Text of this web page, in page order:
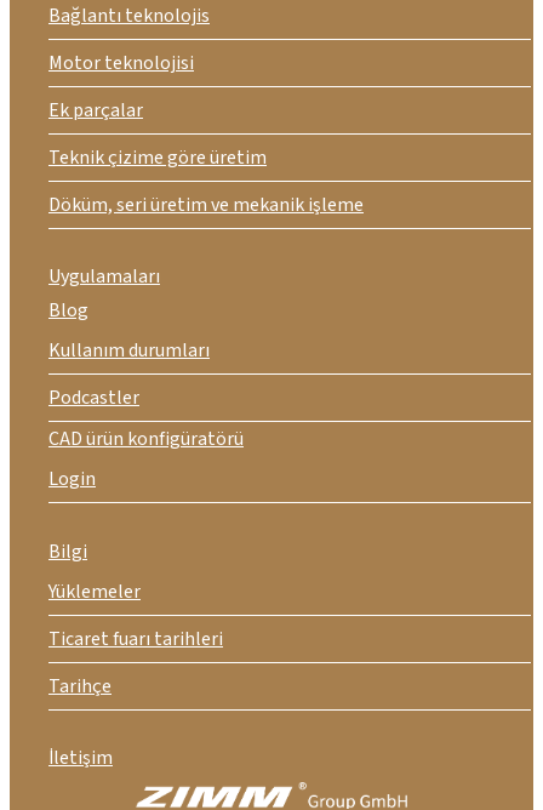
Bağlantı teknolojis
Motor teknolojisi
Ek parçalar
Teknik çizime göre üretim
Döküm, seri üretim ve mekanik işleme
Uygulamaları
Blog
Kullanım durumları
Podcastler
CAD ürün konfigüratörü
Login
Bilgi
Yüklemeler
Ticaret fuarı tarihleri
Tarihçe
İletişim